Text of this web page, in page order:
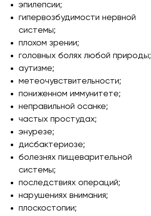
эпилепсии;
гипервозбудимости нервной
системы;
плохом зрении;
головных болях любой природы;
аутизме;
метеочувствительности;
пониженном иммунитете;
неправильной осанке;
частых простудах;
энурезе;
дисбактериозе;
болезнях пищеварительной
системы;
последствиях операций;
нарушениях внимания;
плоскостопии;